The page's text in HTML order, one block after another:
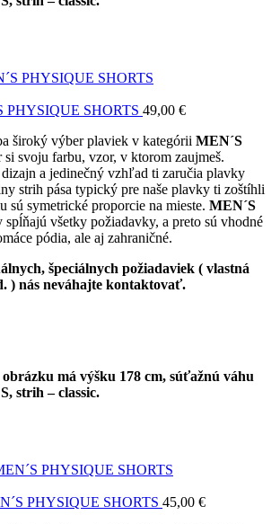
PHYSIQUE SHORTS 49,00 €
široký výber plaviek v kategórii MEN´S
si svoju farbu, vzor, v ktorom zaujmeš.
a jedinečný vzhľad ti zaručia plavky
strih pása typický pre naše plavky ti zoštíhli
sú symetrické proporcie na mieste. MEN´S
spĺňajú všetky požiadavky, a preto sú vhodné
pódia, ale aj zahraničné.
špeciálnych požiadaviek ( vlastná
) nás neváhajte kontaktovať.
má výšku 178 cm, súťažnú váhu
strih – classic.
PHYSIQUE SHORTS 45,00 €